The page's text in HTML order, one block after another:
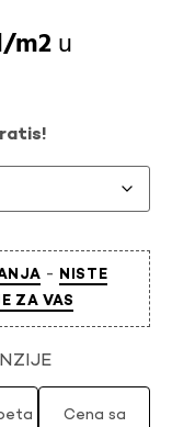
u
- NISTE
ZA VAS
Cena sa